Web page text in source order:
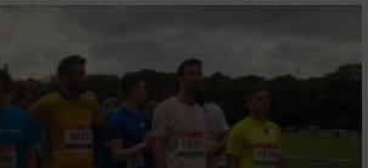
für personalisierte
zur Auswahl